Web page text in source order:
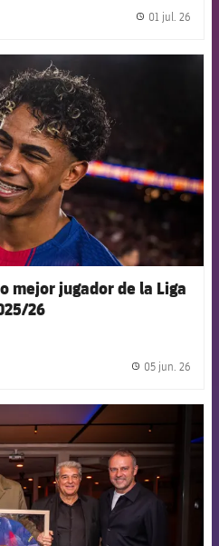
01 jul. 26
FCB Barcelona badge
mejor jugador de la Liga
26
05 jun. 26
FCB Barcelona badge